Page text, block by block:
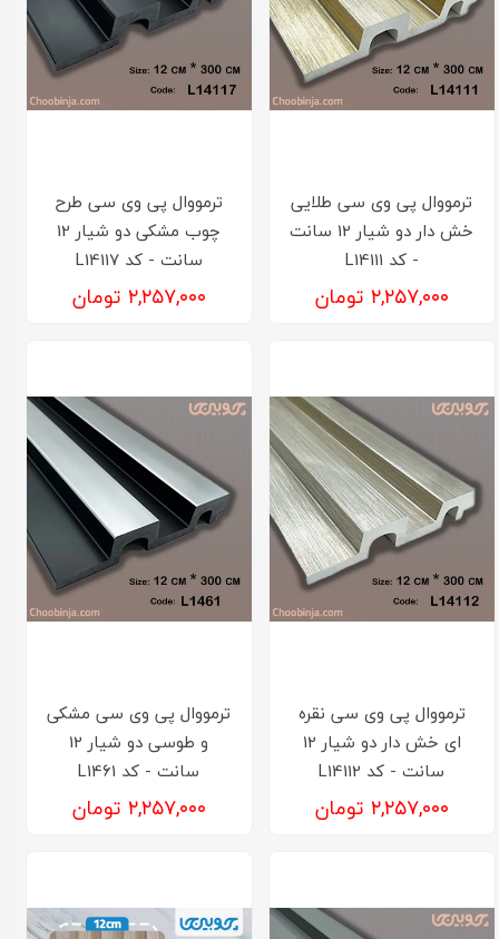
ترمووال پی وی سی طلایی
خش دار دو شیار 12 سانت
- کد L14111
۲,۲۵۷,۰۰۰ تومان
ترمووال پی وی سی طرح
چوب مشکی دو شیار 12
سانت - کد L14117
۲,۲۵۷,۰۰۰ تومان
ترمووال پی وی سی نقره
ای خش دار دو شیار 12
سانت - کد L14112
۲,۲۵۷,۰۰۰ تومان
ترمووال پی وی سی مشکی
و طوسی دو شیار 12
سانت - کد L1461
۲,۲۵۷,۰۰۰ تومان